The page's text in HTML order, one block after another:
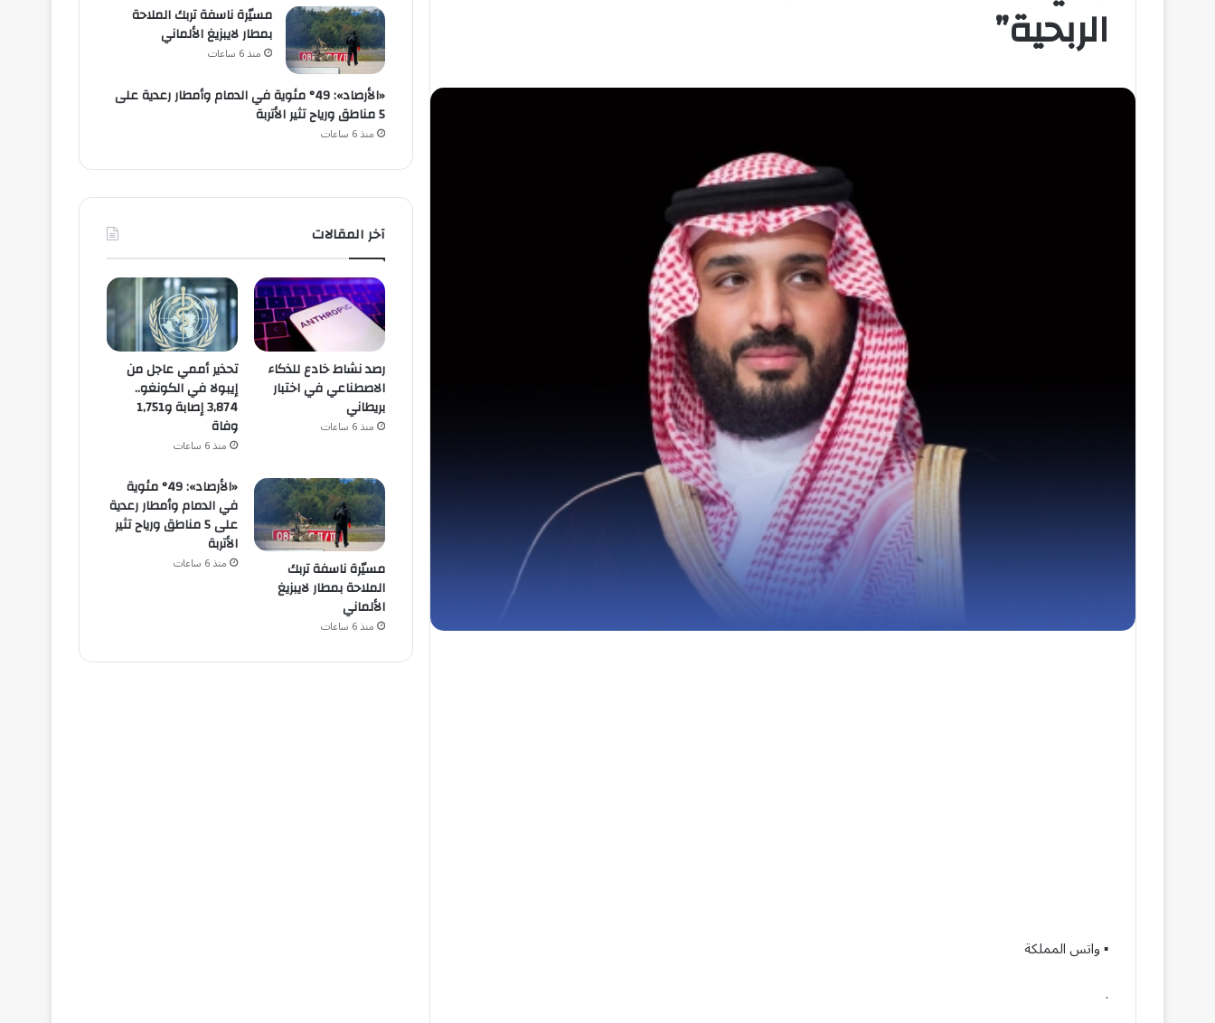
الربحية”
▪︎ واتس المملكة
.
مسيّرة ناسفة تربك الملاحة
بمطار لايبزيغ الألماني
منذ 6 ساعات
«الأرصاد»: 49° مئوية في الدمام وأمطار رعدية على
5 مناطق ورياح تثير الأتربة
منذ 6 ساعات
آخر المقالات
رصد نشاط خادع للذكاء
الاصطناعي في اختبار
بريطاني
منذ 6 ساعات
تحذير أممي عاجل من
إيبولا في الكونغو..
3,874 إصابة و1,751
وفاة
منذ 6 ساعات
مسيّرة ناسفة تربك
الملاحة بمطار لايبزيغ
الألماني
منذ 6 ساعات
«الأرصاد»: 49° مئوية
في الدمام وأمطار رعدية
على 5 مناطق ورياح تثير
الأتربة
منذ 6 ساعات